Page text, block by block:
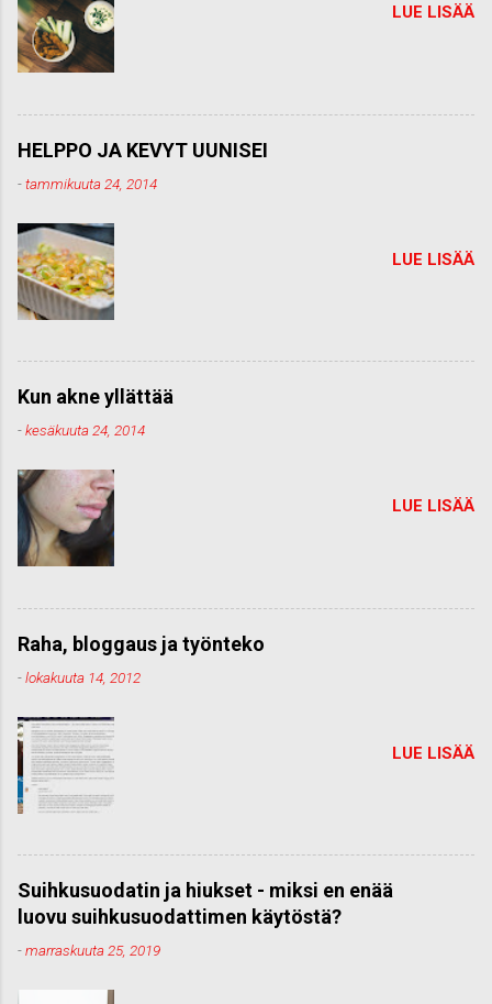
LUE LISÄÄ
HELPPO JA KEVYT UUNISEI
-tammikuuta 24, 2014
LUE LISÄÄ
Kun akne yllättää
-kesäkuuta 24, 2014
LUE LISÄÄ
Raha, bloggaus ja työnteko
-lokakuuta 14, 2012
LUE LISÄÄ
Suihkusuodatin ja hiukset - miksi en enää
luovu suihkusuodattimen käytöstä?
-marraskuuta 25, 2019